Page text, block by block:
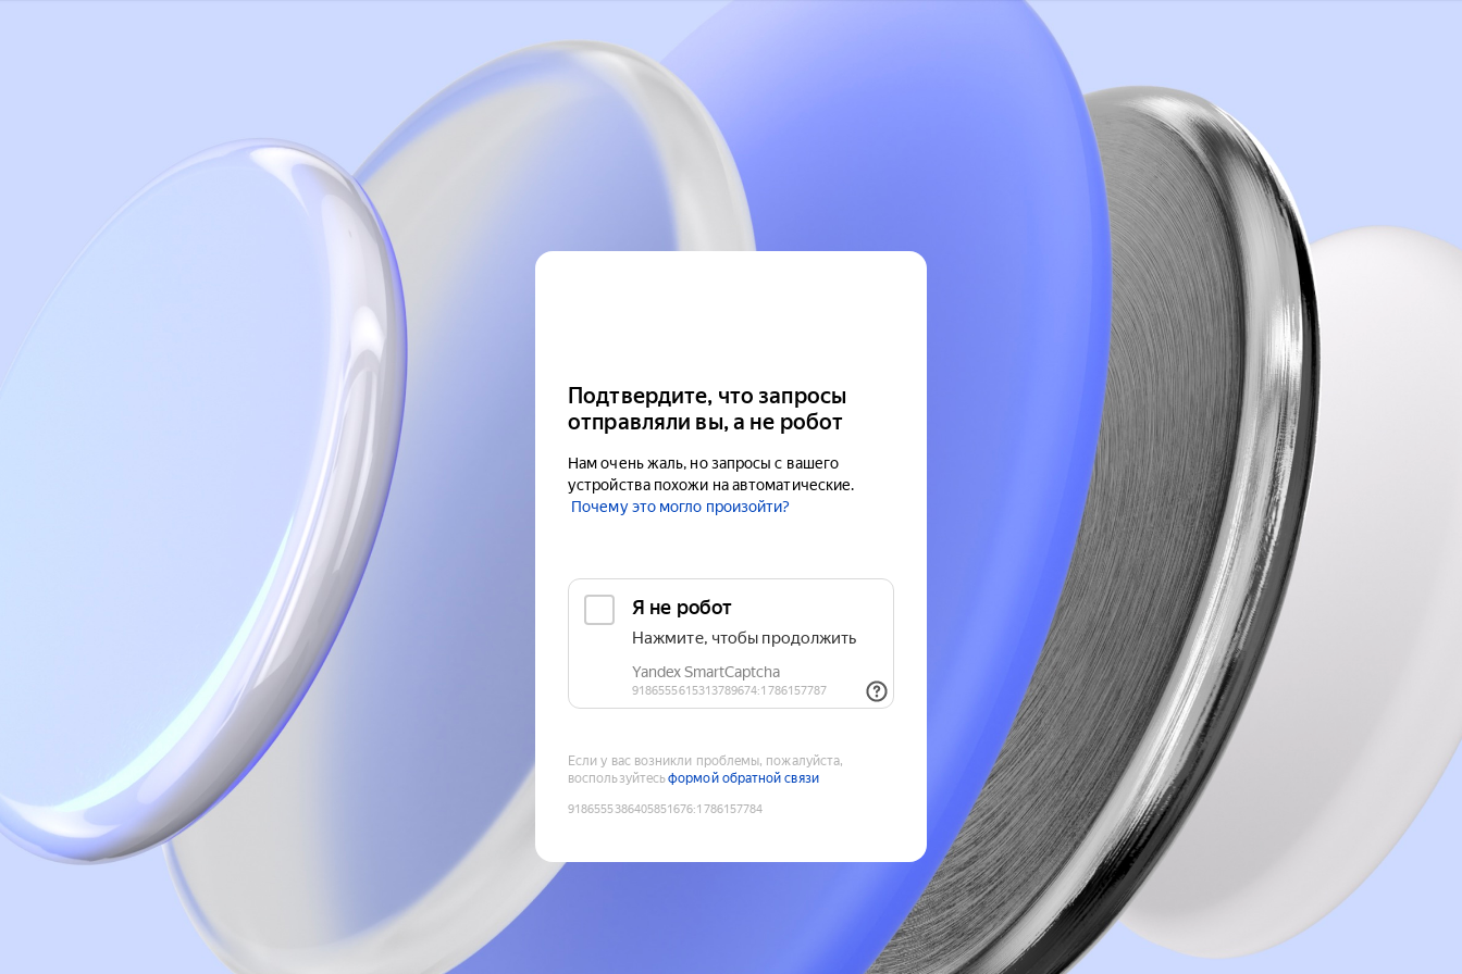
Подтвердите, что запросы
отправляли вы, а не робот
Нам очень жаль, но запросы с вашего
устройства похожи на автоматические.
Почему это могло произойти?
Если у вас возникли проблемы, пожалуйста,
воспользуйтесьформой обратной связи
9186555386405851676:1786157784